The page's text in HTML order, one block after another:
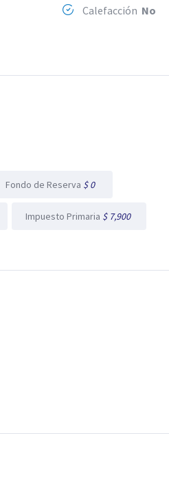
Calefacción No
Fondo de Reserva $ 0
Impuesto Primaria $ 7,900